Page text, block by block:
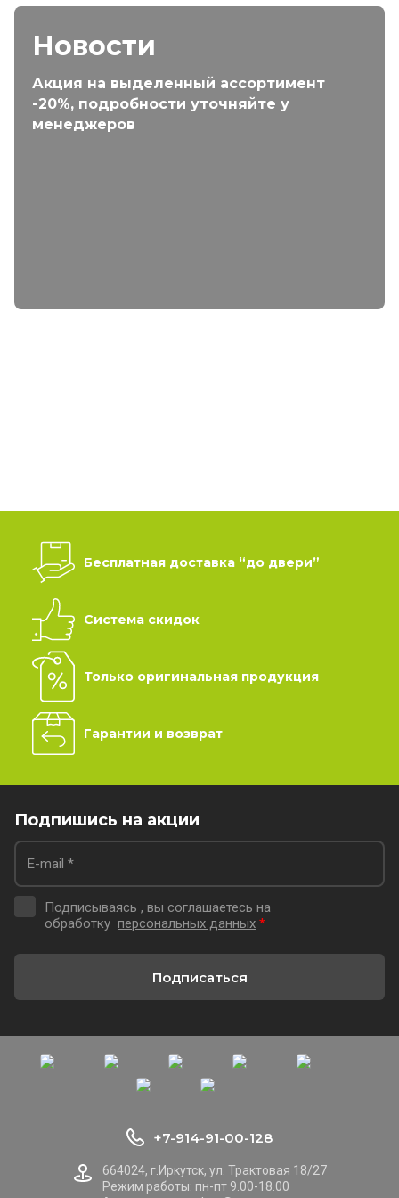
Новости
Акция на выделенный ассортимент
-20%, подробности уточняйте у
менеджеров
Бесплатная доставка “до двери”
Система скидок
Только оригинальная продукция
Гарантии и возврат
Подпишись на акции
Подписываясь , вы соглашаетесь на
обработку персональных данных *
Подписаться
+7-914-91-00-128
664024, г.Иркутск, ул. Трактовая 18/27
Режим работы: пн-пт 9.00-18.00